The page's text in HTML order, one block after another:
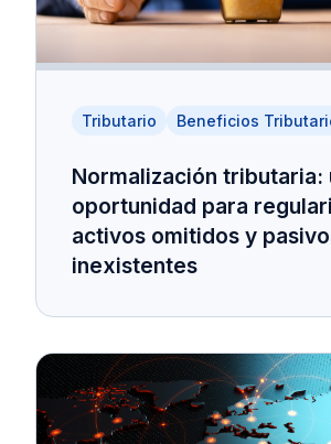
Tributario Beneficios
Normalización tributaria:
oportunidad para
activos omitidos y
inexistentes